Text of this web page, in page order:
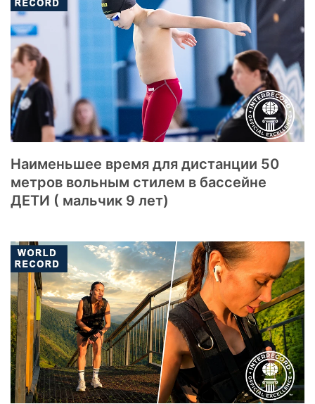
Наименьшее время для дистанции 50
метров вольным стилем в бассейне
ДЕТИ ( мальчик 9 лет)